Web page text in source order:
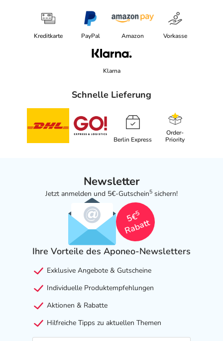
Kreditkarte PayPal Amazon Vorkasse
Klarna
Schnelle Lieferung
Berlin Express
Order-
Priority
Newsletter
Jetzt anmelden und 5€-Gutschein5 sichern!
5€
5
Rabatt
Ihre Vorteile des Aponeo-Newsletters
Exklusive Angebote & Gutscheine
Individuelle Produktempfehlungen
Aktionen & Rabatte
Hilfreiche Tipps zu aktuellen Themen